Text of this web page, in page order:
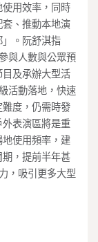
用效率，同時
、推動本地演
。阮舒淇指
與人數與公眾預
及承辦大型活
活動落地，快速
度，仍需時發
表演區將是重
使用頻率，建
，提前半年甚
，吸引更多大型